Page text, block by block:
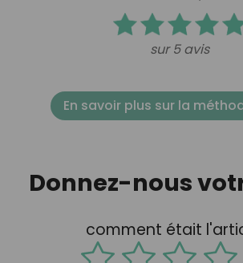
sur 5 avis
En savoir plus sur la
Donnez-nous
comment était